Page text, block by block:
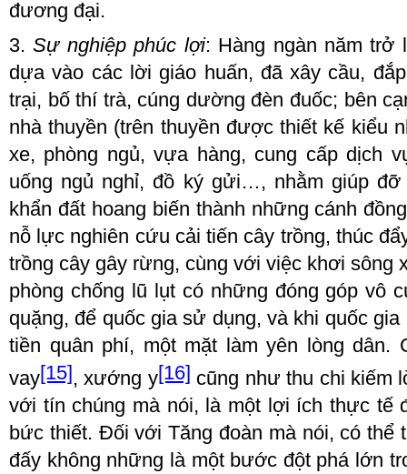
đương đại.
3.Sự nghiệp phúc lợi: Hàng ngàn năm trở
dựa vào các lời giáo huấn, đãxây cầu, đắp
trại, bố thí trà, cúng dường đèn đuốc; bên
nhà thuyền (trên thuyền được thiết kế kiểu
xe, phòng ngủ, vựa hàng, cung cấp dịch
uống ngủ nghỉ, đồ ký gửi…, nhằm giúp
khẩn đất hoang biến thành những cánh
nỗ lực nghiên cứu cải tiến cây trồng, thúc
trồng cây gây rừng, cùng với việc khơi sông
phòng chống lũ lụt có những đóng góp vô
quặng, để quốc gia sử dụng, và khi quốc
tiền quân phí, một mặt làm yên lòng dân.
vay[15], xướng y[16] cũng như thu chi kiếm
với tín chúng mà nói, là một lợi ích thực tế
bức thiết. Đối với Tăng đoàn mà nói, có thể
đấy không những là một bước đột phá lớn